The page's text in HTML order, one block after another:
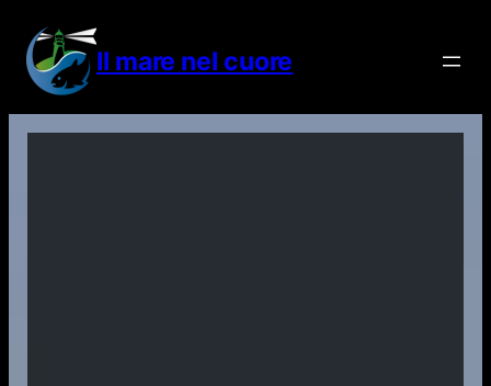
contenuto
Il mare nel cuore